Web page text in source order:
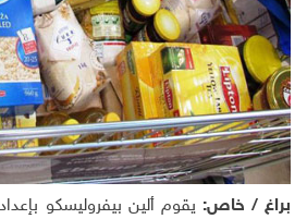
براغ / خاص: يقوم ألين بيفروليسكو